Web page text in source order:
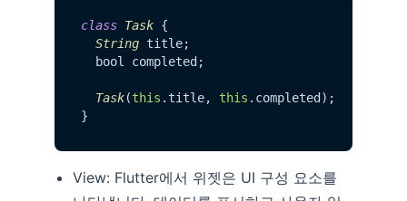
class Task {
String title;
  bool completed;
Task(this . title, this . completed );
View: Flutter에서 위젯은 UI 구성 요소를